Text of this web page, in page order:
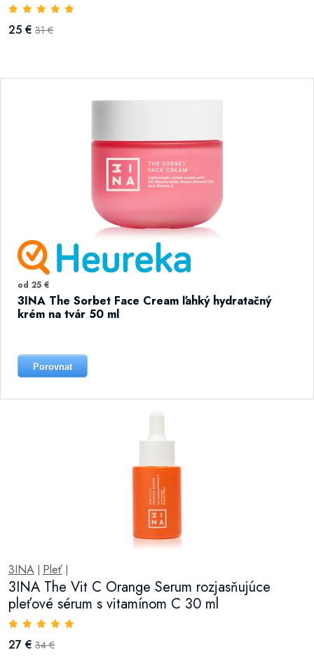
25 € 31 €
od 25 €
3INA The Sorbet Face Cream ľahký hydratačný
krém na tvár 50 ml
Porovnat
3INA Pleť
3INA The Vit C Orange Serum rozjasňujúce
pleťové sérum s vitamínom C 30 ml
27 € 34 €